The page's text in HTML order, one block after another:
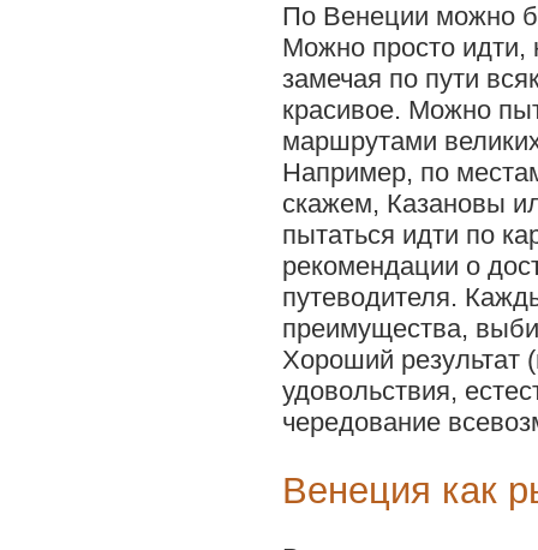
По Венеции можно
Можно просто идти,
замечая по пути
красивое. Можно
маршрутами
Например, по
скажем, Казановы
пытаться идти по
рекомендации о
путеводителя.
преимущества,
Хороший результат
удовольствия,
чередование
Венеция как